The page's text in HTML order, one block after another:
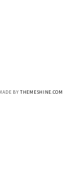
BYTHEMESHINE.COM